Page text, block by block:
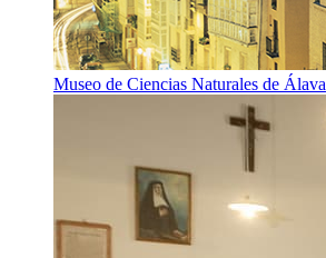
Museo de Ciencias Naturales de Álava